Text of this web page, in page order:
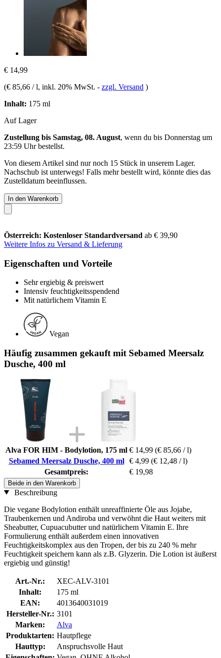
€ 14,99
(€ 85,66 / l, inkl. 20% MwSt. - zzgl. Versand )
Inhalt: 175 ml
Auf Lager
Zustellung bis Samstag, 08. August, wenn du bis Donnerstag um
23:59 Uhrbestellst.
Von diesem Artikel sind nur noch 15 Stück in unserem Lager.
Nachschub ist unterwegs! Falls mehr bestellt wird, könnte dies das
Zustelldatum beeinflussen.
In den Warenkorb
Österreich: Kostenloser Standardversand ab € 39,90
Weitere Infos zu Versand & Lieferung
Eigenschaften und Vorteile
Sehr ergiebig & preiswert
Intensiv feuchtigkeitsspendend
Mit natürlichem Vitamin E
Vegan
Häufig zusammen gekauft mit Sebamed Meersalz
Dusche, 400 ml
Alva FOR HIM - Bodylotion, 175 ml € 14,99 (€ 85,66 / l)
Sebamed Meersalz Dusche, 400 ml
€ 4,99 (€ 12,48 / l)
Gesamtpreis:
€ 19,98
Beide in den Warenkorb
Beschreibung
Die vegane Bodylotion enthält unreaffinierte Öle aus Jojabe,
Traubenkernen und Andiroba und verwöhnt die Haut weiters mit
Sheabutter, Cupuacubutter und natürlichem Vitamin E. Ihre
Formulierung enthält außerdem einen innovativen
Feuchtigkeitskomplex aus den Tropen, der bis zu 240 % mehr
Feuchtigkeit speichern kann als z.B. Glyzerin. Die Lotion ist äußerst
ergiebig und günstig!
Art.-Nr.:
XEC-ALV-3101
Inhalt:
175 ml
EAN:
4013640031019
Hersteller-Nr.: 3101
Marken:
Alva
Produktarten: Hautpflege
Hauttyp:
Anspruchsvolle Haut